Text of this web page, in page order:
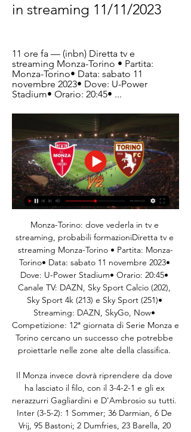
in streaming 11/11/2023
11 ore fa — (inbn) Diretta tv e
streaming Monza-Torino • Partita:
Monza-Torino• Data: sabato 11
novembre 2023• Dove: U-Power
Stadium• Orario: 20:45• ...
Monza-Torino: dove vederla in tv e
streaming, probabili formazioniDiretta tv e
streaming Monza-Torino • Partita: Monza-
Torino• Data: sabato 11 novembre 2023•
Dove: U-Power Stadium• Orario: 20:45•
Canale TV: DAZN, Sky Sport Calcio (202),
Sky Sport 4k (213) e Sky Sport (251)•
Streaming: DAZN, SkyGo, Now•
Competizione: 12ª giornata di Serie Monza e
Torino cercano un successo che potrebbe
proiettarle nelle zone alte della classifica.
Il Monza invece dovrà riprendere da dove
ha lasciato il filo, con il 3-4-2-1 e gli ex
nerazzurri Gagliardini e D'Ambrosio su tutti.
Inter (3-5-2): 1 Sommer; 36 Darmian, 6 De
Vrij, 95 Bastoni; 2 Dumfries, 23 Barella, 20